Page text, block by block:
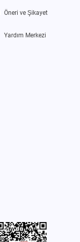
Öneri ve Şikayet
Yardım Merkezi